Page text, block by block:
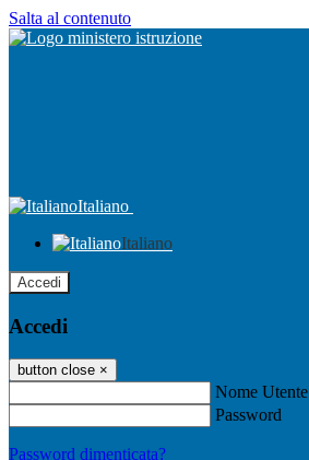
Salta al contenuto
Italiano
Italiano
Accedi
Accedi
button close ×
Nome Utente
Password
Password dimenticata?